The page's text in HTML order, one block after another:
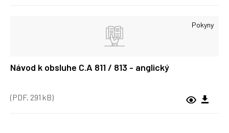
Pokyny
Návod k obsluhe C.A 811 / 813 - anglický
(PDF, 291 kB)